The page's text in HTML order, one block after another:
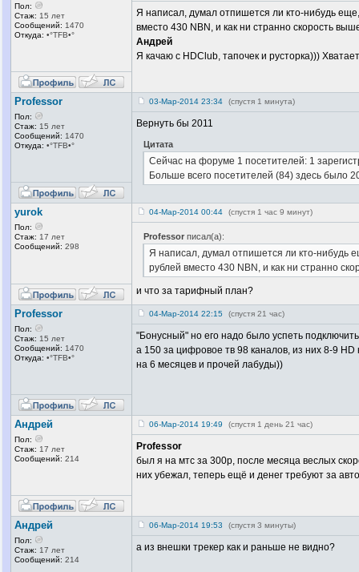
Пол:
Стаж: 15 лет
Сообщений: 1470
Откуда: •°TFB•°
Я написал, думал отпишется ли кто-нибудь
вместо 430 NBN, и как ни странно скорость
Андрей
Я качаю с HDClub, тапочек и русторка)))
Professor
Пол:
Стаж: 15 лет
Сообщений: 1470
Откуда: •°TFB•°
03-Мар-2014 23:34 (спустя 1 минута)
Вернуть бы 2011
Цитата
Сейчас на форуме 1 посетителей: 1
Больше всего посетителей (84) здесь было
yurok
Пол:
Стаж: 17 лет
Сообщений: 298
04-Мар-2014 00:44 (спустя 1 час 9 минут)
Professorписал(а):
Я написал, думал отпишется ли кто-нибудь
рублей вместо 430 NBN, и как ни странно
и что за тарифный план?
Professor
Пол:
Стаж: 15 лет
Сообщений: 1470
Откуда: •°TFB•°
04-Мар-2014 22:15 (спустя 21 час)
"Бонусный" но его надо было успеть
а 150 за цифровое тв 98 каналов, из них 8-9
на 6 месяцев и прочей лабуды))
Андрей
Пол:
Стаж: 17 лет
Сообщений: 214
06-Мар-2014 19:49 (спустя 1 день 21 час)
Professor
был я на мтс за 300р, после месяца веслых
них убежал, теперь ещё и денег требуют за
Андрей
Пол:
Стаж: 17 лет
Сообщений: 214
06-Мар-2014 19:53 (спустя 3 минуты)
а из внешки трекер как и раньше не видно?